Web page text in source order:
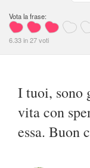
Vota la frase:
6.33in27voti
I tuoi, sono
vita con
essa. Buon